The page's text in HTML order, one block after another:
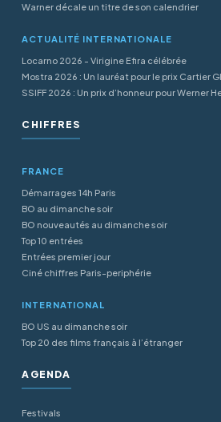
Warner décale un titre de son calendrier
ACTUALITÉ INTERNATIONALE
Locarno 2026 - Virigine Efira célébrée
Mostra 2026 : Un lauréat pour le prix Cartier
SSIFF 2026 : Un prix d’honneur pour Werner
CHIFFRES
FRANCE
Démarrages 14h Paris
BO au dimanche soir
BO nouveautés au dimanche soir
Top 10 entrées
Entrées premier jour
Ciné chiffres Paris-periphérie
INTERNATIONAL
BO US au dimanche soir
Top 20 des films français à l’étranger
AGENDA
Festivals